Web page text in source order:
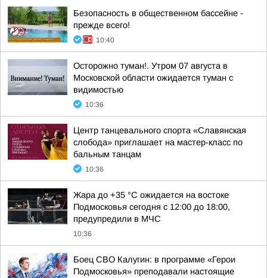
Безопасность в общественном бассейне -
прежде всего!
10:40
Осторожно туман!. Утром 07 августа в
Московской области ожидается туман с
видимостью
10:36
Центр танцевального спорта «Славянская
слобода» приглашает на мастер-класс по
бальным танцам
10:36
Жара до +35 °С ожидается на востоке
Подмосковья сегодня с 12:00 до 18:00,
предупредили в МЧС
10:36
Боец СВО Калугин: в программе «Герои
Подмосковья» преподавали настоящие